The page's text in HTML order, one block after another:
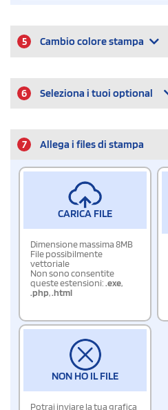
5 Cambio colore stampa
6 Seleziona i tuoi optional
7 Allega i files di stampa
CARICA FILE
Dimensione massima 8MB
File possibilmente
vettoriale
Non sono consentite
queste estensioni:.exe,
.php,.html
NON HO IL FILE
Potrai inviare la tua grafica